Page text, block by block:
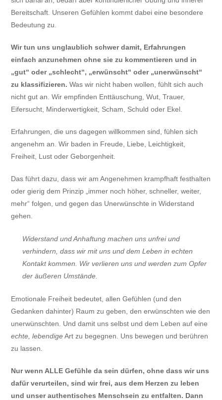
Bereitschaft. Unseren Gefühlen kommt dabei eine besondere
Bedeutung zu.
Wir tun uns unglaublich schwer damit, Erfahrungen
einfach anzunehmen ohne sie zu kommentieren und in
„gut“ oder „schlecht“, „erwünscht“ oder „unerwünscht“
zu klassifizieren. Was wir nicht haben wollen, fühlt sich auch
nicht gut an. Wir empfinden Enttäuschung, Wut, Trauer,
Eifersucht, Minderwertigkeit, Scham, Schuld oder Ekel.
Erfahrungen, die uns dagegen willkommen sind, fühlen sich
angenehm an. Wir baden in Freude, Liebe, Leichtigkeit,
Freiheit, Lust oder Geborgenheit.
Das führt dazu, dass wir am Angenehmen krampfhaft festhalten
oder gierig dem Prinzip „immer noch höher, schneller, weiter,
mehr“ folgen, und gegen das Unerwünschte in Widerstand
gehen.
Widerstand und Anhaftung machen uns unfrei und
verhindern, dass wir mit uns und dem Leben in echten
Kontakt kommen. Wir verlieren uns und werden zum Opfer
der äußeren Umstände.
Emotionale Freiheit bedeutet, allen Gefühlen (und den
Gedanken dahinter) Raum zu geben, den erwünschten wie den
unerwünschten. Und damit uns selbst und dem Leben auf eine
echte, lebendigeArt zu begegnen. Uns bewegen und berühren
zu lassen.
Nur wenn ALLE Gefühle da sein dürfen, ohne dass wir uns
dafür verurteilen, sind wir frei, aus dem Herzen zu leben
und unser authentisches Menschsein zu entfalten. Dann